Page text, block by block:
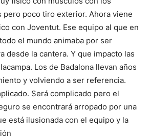
pero poco tiro exterior. Ahora viene
con Joventut. Ese equipo al que en
el mundo animaba por ser
desde la cantera. Y que impacto las
Los de Badalona llevan años
y volviendo a ser referencia.
Será complicado pero el
se encontrará arropado por una
está ilusionada con el equipo y la